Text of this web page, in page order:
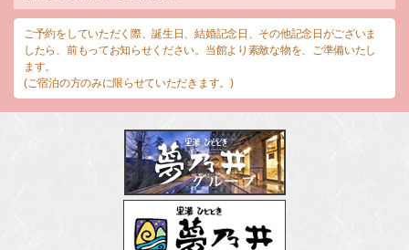
ご予約をしていただく際、誕生日、結婚記念日、その他記念日がございま
したら、前もってお知らせください。当館より素敵な物を、ご準備いたし
ます。
(ご宿泊の方のみに限らせていただきます。)